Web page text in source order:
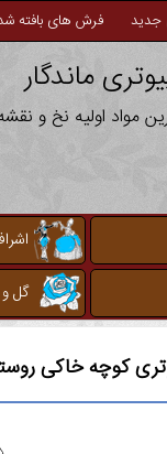
فرش های بافته
ماندگار
مواد اولیه نخ و
گل
کوچه خاکی